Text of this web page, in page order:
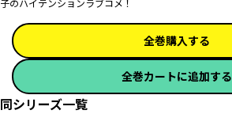
子のハイテンションラブコメ！
全巻購入する
全巻カートに追加する
同シリーズ一覧